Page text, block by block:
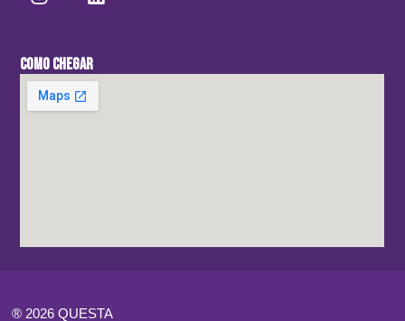
COMO CHEGAR
® 2026 QUESTA